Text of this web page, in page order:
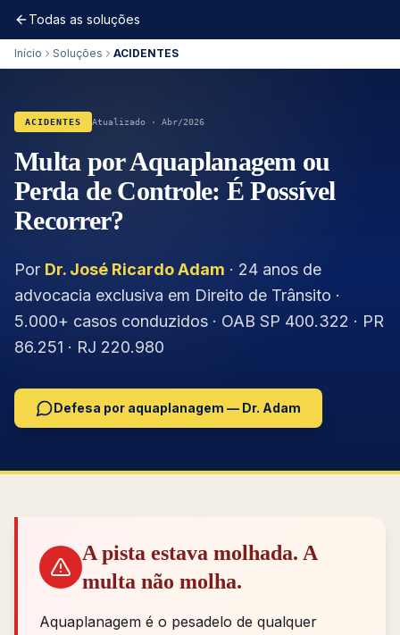
Todas as soluções
Início Soluções ACIDENTES
ACIDENTES Atualizado · Abr/2026
Multa por Aquaplanagem ou
Perda de Controle: É Possível
Recorrer?
Por Dr. José Ricardo Adam · 24 anos de
advocacia exclusiva em Direito de Trânsito ·
5.000+ casos conduzidos · OAB SP 400.322 · PR
86.251 · RJ 220.980
Defesa por aquaplanagem — Dr. Adam
A pista estava molhada. A
multa não molha.
Aquaplanagem é o pesadelo de qualquer